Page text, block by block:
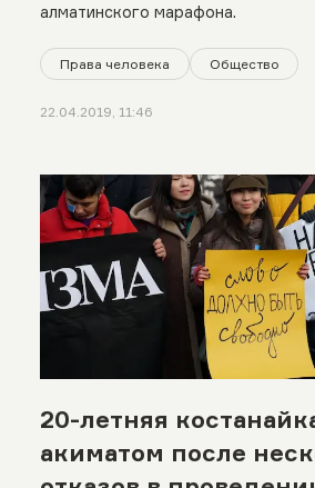
алматинского марафона.
Права человека Общество
22.04.2019, 11:46
20-летняя
акиматом после